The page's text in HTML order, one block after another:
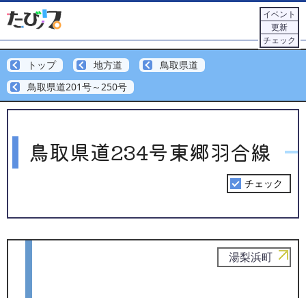
イベント
更新
チェック
トップ 地方道
鳥取県道
鳥取県道201号～250号
鳥取県道234号東郷羽合線
チェック
湯梨浜町